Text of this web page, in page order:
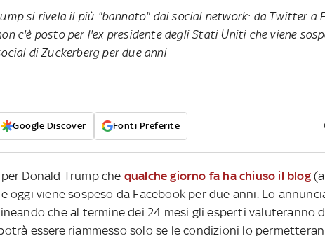
si rivela il più "bannato" dai social network: da Twitter a
c'è posto per l'ex presidente degli Stati Uniti che viene
di Zuckerberg per due anni
Google Discover Fonti Preferite
Donald Trump che qualche giorno fa ha chiuso il blog
oggi viene sospeso da Facebook per due anni. Lo
che al termine dei 24 mesi gli esperti valuteranno
essere riammesso solo se le condizioni lo